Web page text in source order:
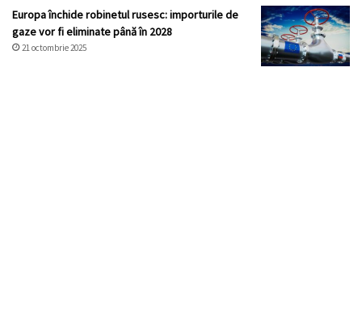
Europa închide robinetul rusesc: importurile de
gaze vor fi eliminate până în 2028
21 octombrie 2025